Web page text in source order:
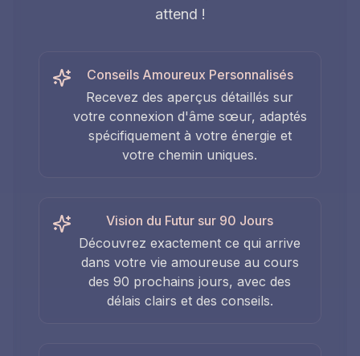
attend !
Conseils Amoureux Personnalisés
Recevez des aperçus détaillés sur
votre connexion d'âme sœur, adaptés
spécifiquement à votre énergie et
votre chemin uniques.
Vision du Futur sur 90 Jours
Découvrez exactement ce qui arrive
dans votre vie amoureuse au cours
des 90 prochains jours, avec des
délais clairs et des conseils.